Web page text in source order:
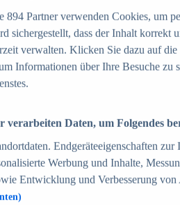
Zum Report
des Umsatzes in
2025
in Deutschland und weltweit
Top-50 Online Shops in
Online-Zahlungsverfahren in
im Online-Handel in
2025
894Partner verwenden Cookies, um
sichergestellt, dass der Inhalt korrekt
verwalten. Klicken Sie dazu auf
Informationen über Ihre Besuche
Daten, um Folgendes
Endgeräteeigenschaften
Werbung und Inhalte,
Entwicklung und Verbesserung von